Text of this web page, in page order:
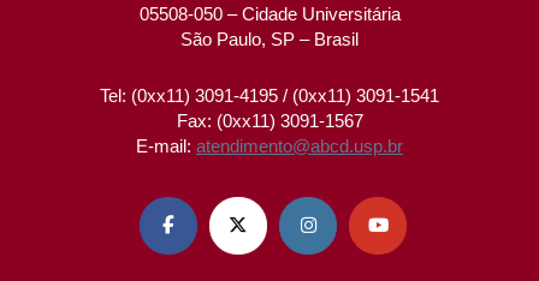
05508-050 – Cidade Universitária
São Paulo, SP – Brasil
Tel: (0xx11) 3091-4195 / (0xx11) 3091-1541
Fax: (0xx11) 3091-1567
E-mail: atendimento@abcd.usp.br
   